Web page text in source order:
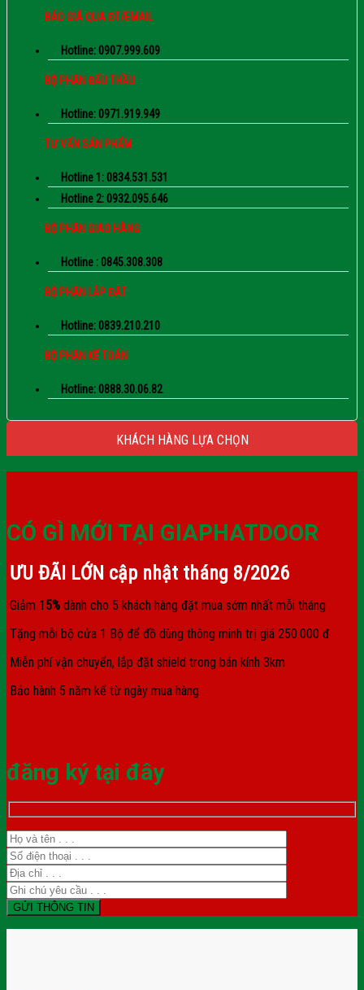
BÁO GIÁ QUA ĐT/EMAIL
Hotline: 0907.999.609
BỘ PHẬN ĐẤU THẦU
Hotline: 0971.919.949
TƯ VẤN SẢN PHẨM
Hotline 1: 0834.531.531
Hotline 2: 0932.095.646
BỘ PHẬN GIAO HÀNG
Hotline : 0845.308.308
BỘ PHẬN LẮP ĐẶT
Hotline: 0839.210.210
BỘ PHẬN KẾ TOÁN
Hotline: 0888.30.06.82
KHÁCH HÀNG LỰA CHỌN
CÓ GÌ MỚI TẠI GIAPHATDOOR
ƯU ĐÃI LỚN cập nhật tháng 8/2026
Giảm 1 5% dành cho 5 khách hàng đặt mua sớm nhất mỗi tháng
Tặng mỗi bộ cửa 1 Bộ để đồ dùng thông minh trị giá 250.000 đ
Miễn phí vận chuyển, lắp đặt shield trong bán kính 3km
Bảo hành 5 năm kể từ ngày mua hàng
đăng ký tại đây